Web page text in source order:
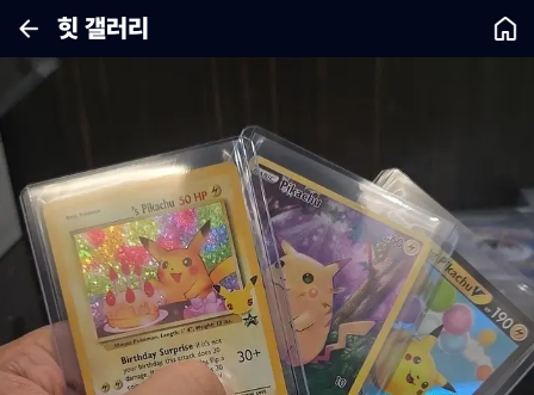
힛 갤러리